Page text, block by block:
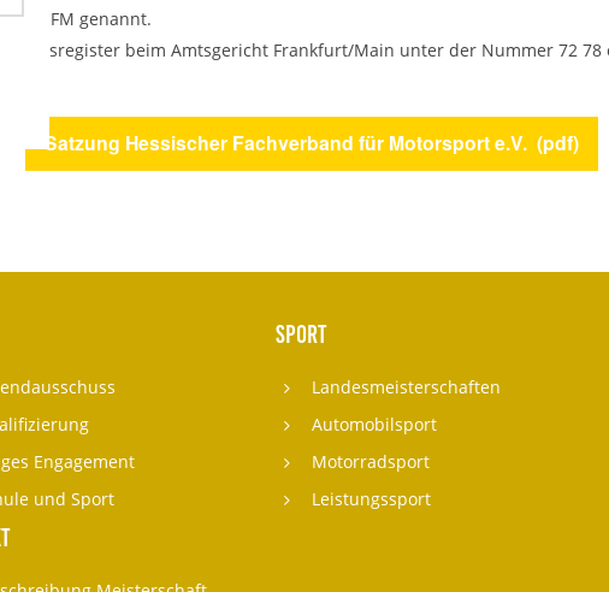
HFM genannt.
beim Amtsgericht Frankfurt/Main unter der Nummer 72 78
Satzung Hessischer Fachverband für Motorsport e.V. (pdf)
Engagement
und Sport
Sport
Landesmeisterschaften
Automobilsport
Motorradsport
Leistungssport